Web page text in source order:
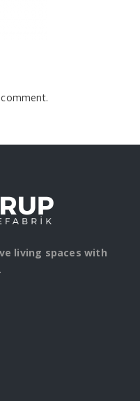
living spaces with